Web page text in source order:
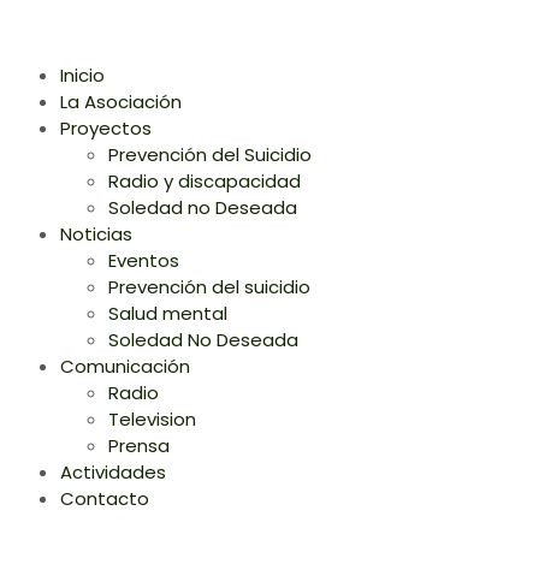
Inicio
La Asociación
Proyectos
Prevención del Suicidio
Radio y discapacidad
Soledad no Deseada
Noticias
Eventos
Prevención del suicidio
Salud mental
Soledad No Deseada
Comunicación
Radio
Television
Prensa
Actividades
Contacto